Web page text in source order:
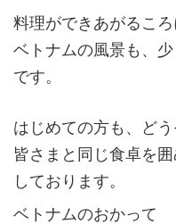
料理ができあがるころ
ベトナムの風景も、
です。
はじめての方も、ど
皆さまと同じ食卓を
しております。
ベトナムのおかって